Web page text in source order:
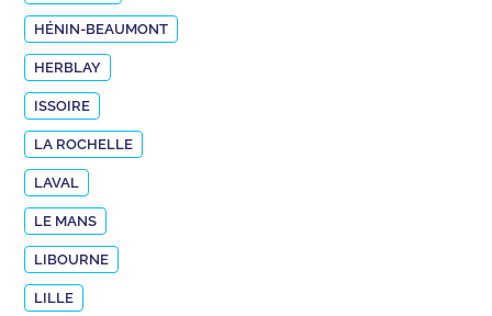
HÉNIN-BEAUMONT
HERBLAY
ISSOIRE
LA ROCHELLE
LAVAL
LE MANS
LIBOURNE
LILLE